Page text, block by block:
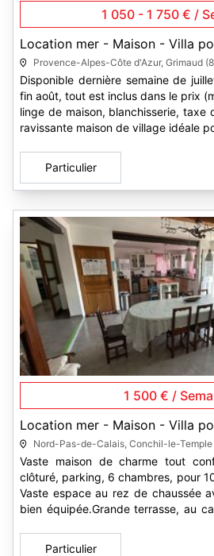
1 050 - 1 750 € /
Location mer - Maison - Villa
Provence-Alpes-Côte d'Azur, Grimaud
Disponible dernière semaine de
fin août, tout est inclus dans le prix
linge de maison, blanchisserie, taxe de
Particulier
1 500 € /
Location mer - Maison - Villa
Nord-Pas-de-Calais, Conchil-le-Temple
Vaste maison de charme tout
clôturé, parking, 6 chambres, pour 10 personnes maximums.
Vaste espace au rez de chaussée avec cuisine américaine,
bien équipée.Grande terrasse, au calme . a proximité de la
Particulier